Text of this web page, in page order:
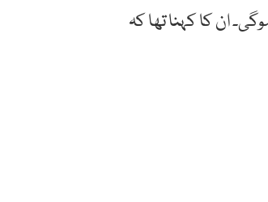
ان کا کہنا تھا کہ